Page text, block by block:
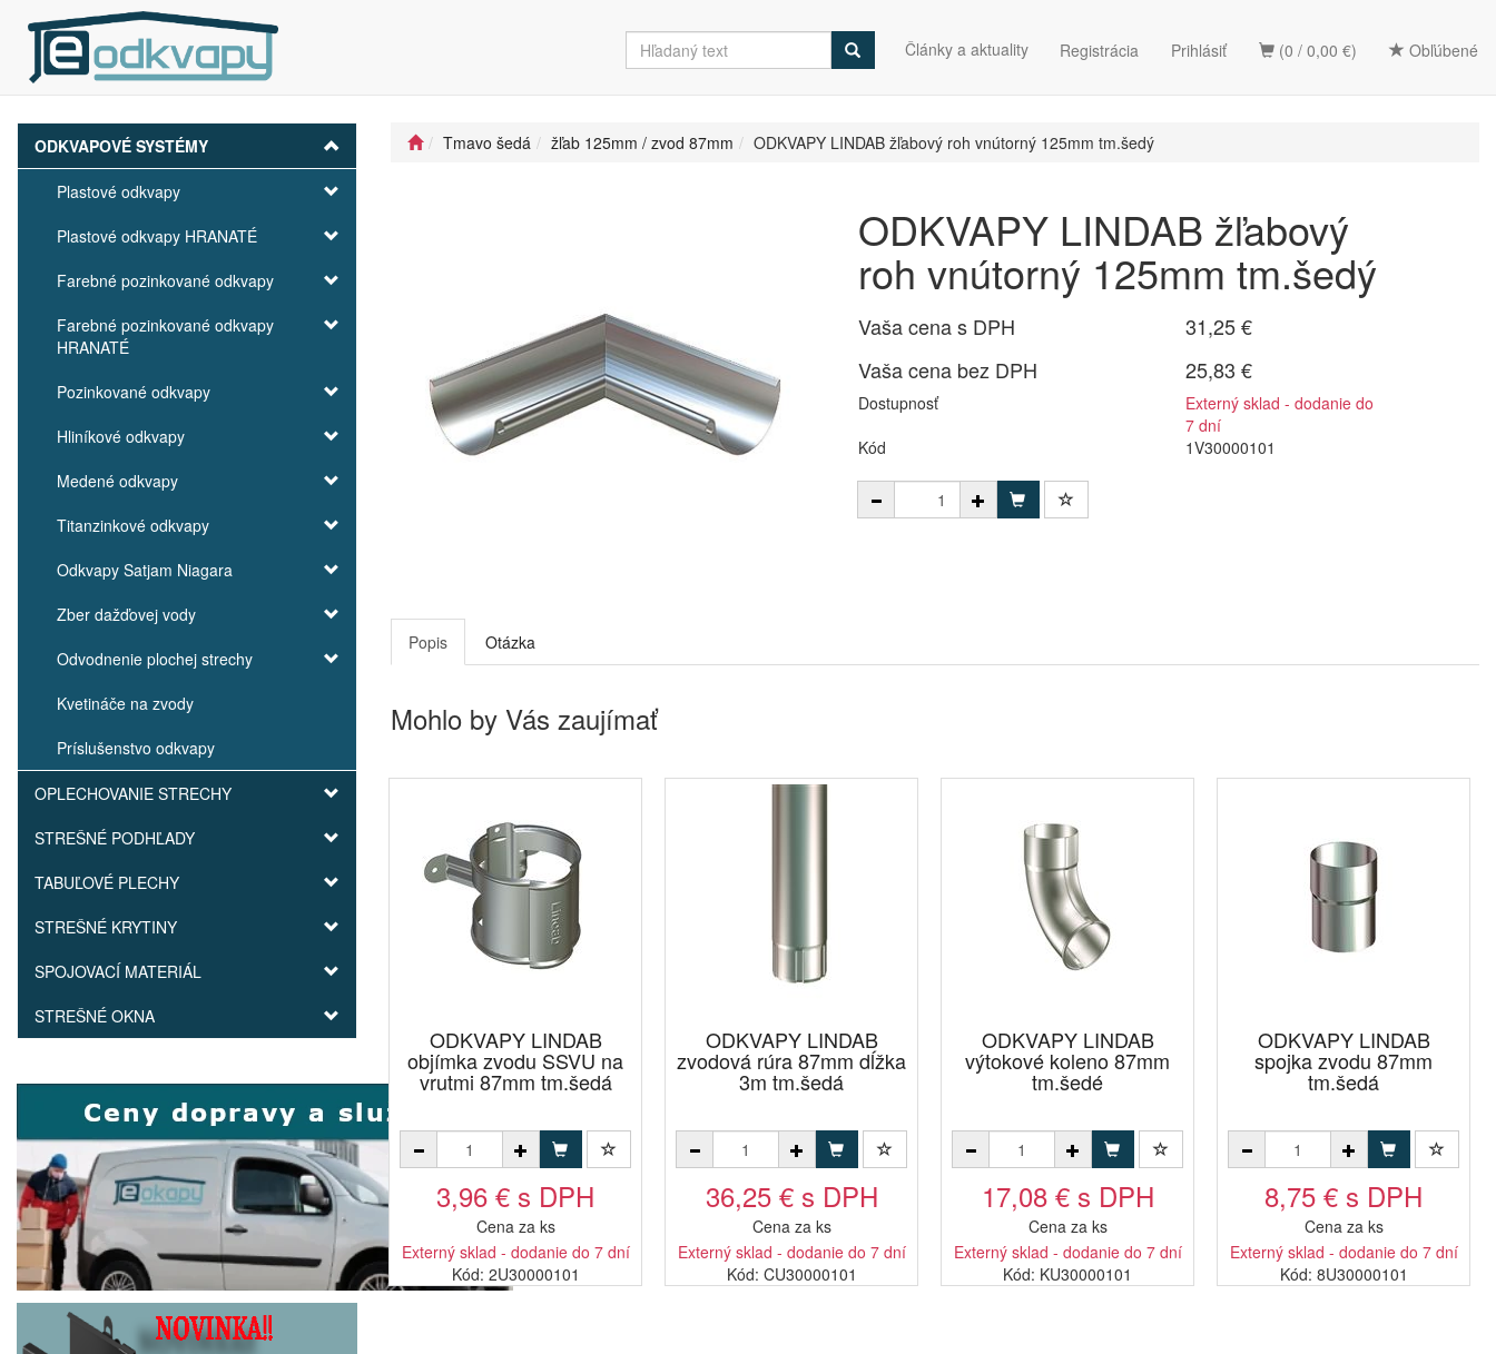
(0 / 0,00 €) Obľúbené
Články a aktuality Registrácia Prihlásiť
ODKVAPOVÉ SYSTÉMY
Plastové odkvapy
Plastové odkvapy HRANATÉ
Farebné pozinkované odkvapy
Farebné pozinkované odkvapy
HRANATÉ
Pozinkované odkvapy
Hliníkové odkvapy
Medené odkvapy
Titanzinkové odkvapy
Odkvapy Satjam Niagara
Zber dažďovej vody
Odvodnenie plochej strechy
Kvetináče na zvody
Príslušenstvo odkvapy
OPLECHOVANIE STRECHY
STREŠNÉ PODHĽADY
TABUĽOVÉ PLECHY
STREŠNÉ KRYTINY
SPOJOVACÍ MATERIÁL
STREŠNÉ OKNA
Tmavo šedá žľab 125mm / zvod 87mm ODKVAPY LINDAB žľabový roh vnútorný 125mm tm.šedý
ODKVAPY LINDAB žľabový
roh vnútorný 125mm tm.šedý
Vaša cena s DPH
31,25 €
Vaša cena bez DPH
25,83 €
Dostupnosť
Externý sklad - dodanie do
7 dní
Kód
1V30000101
Popis Otázka
Mohlo by Vás zaujímať
ODKVAPY LINDAB
objímka zvodu SSVU na
vrutmi 87mm tm.šedá
3,96 € s DPH
Cena za ks
Externý sklad - dodanie do 7 dní
Kód: 2U30000101
ODKVAPY LINDAB
zvodová rúra 87mm dĺžka
3m tm.šedá
36,25 € s DPH
Cena za ks
Externý sklad - dodanie do 7 dní
Kód: CU30000101
ODKVAPY LINDAB
výtokové koleno 87mm
tm.šedé
17,08 € s DPH
Cena za ks
Externý sklad - dodanie do 7 dní
Kód: KU30000101
ODKVAPY LINDAB
spojka zvodu 87mm
tm.šedá
8,75 € s DPH
Cena za ks
Externý sklad - dodanie do 7 dní
Kód: 8U30000101